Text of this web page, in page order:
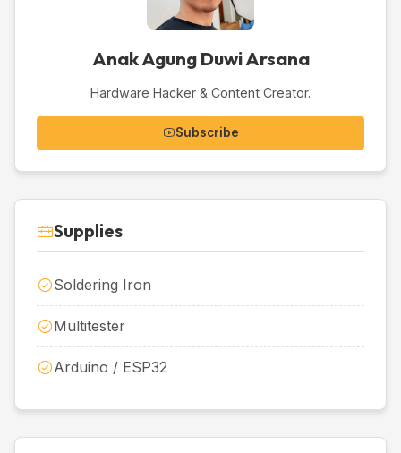
Anak Agung Duwi Arsana
Hardware Hacker & Content Creator.
Subscribe
Supplies
Soldering Iron
Multitester
Arduino / ESP32